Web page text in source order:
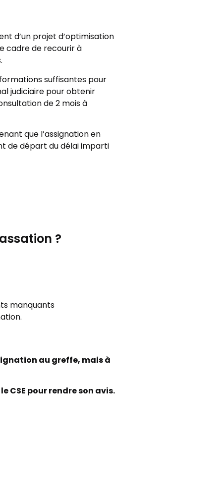
d’un projet d’optimisation
cadre de recourir à
suffisantes pour
judiciaire pour obtenir
de 2 mois à
que l’assignation en
de départ du délai imparti
?
manquants
au greffe, mais à
CSE pour rendre son avis.